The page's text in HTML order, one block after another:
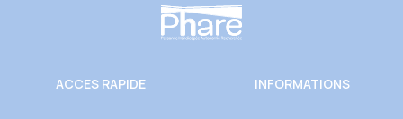
ACCES RAPIDE INFORMATIONS